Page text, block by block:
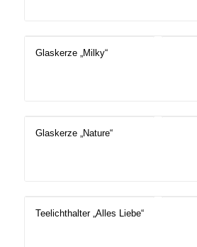
Glaskerze „Milky“
Glaskerze „Nature“
Teelichthalter „Alles Liebe“